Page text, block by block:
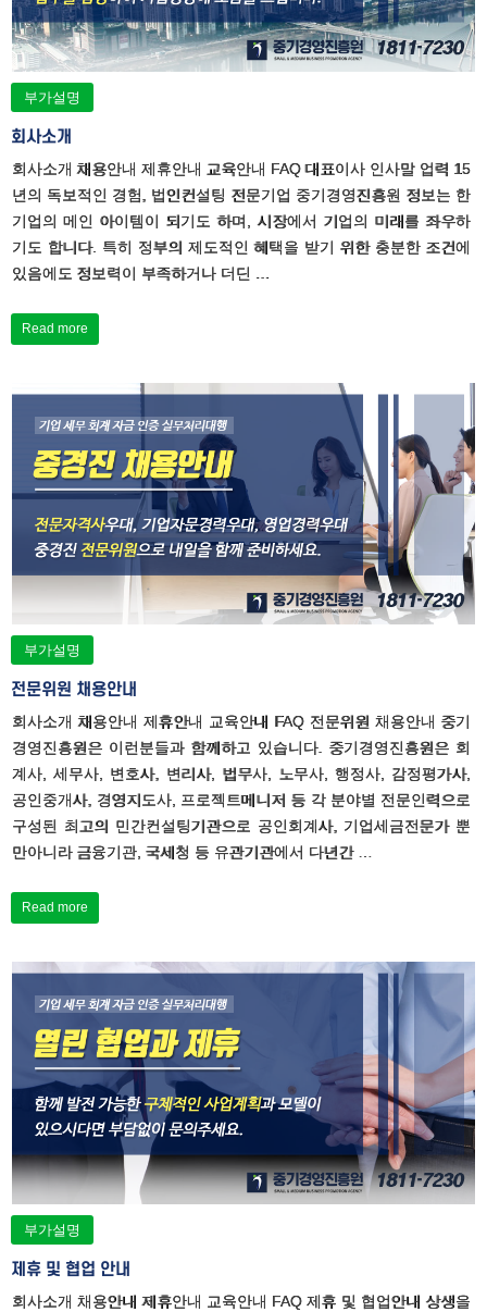
부가설명
회사소개
회사소개 채용안내 제휴안내 교육안내 FAQ 대표이사 인사말 업력 15
년의 독보적인 경험, 법인컨설팅 전문기업 중기경영진흥원 정보는 한
기업의 메인 아이템이 되기도 하며, 시장에서 기업의 미래를 좌우하
기도 합니다. 특히 정부의 제도적인 혜택을 받기 위한 충분한 조건에
있음에도 정보력이 부족하거나 더딘 …
Read more
부가설명
전문위원 채용안내
회사소개 채용안내 제휴안내 교육안내 FAQ 전문위원 채용안내 중기
경영진흥원은 이런분들과 함께하고 있습니다. 중기경영진흥원은 회
계사, 세무사, 변호사, 변리사, 법무사, 노무사, 행정사, 감정평가사,
공인중개사, 경영지도사, 프로젝트메니저 등 각 분야별 전문인력으로
구성된 최고의 민간컨설팅기관으로 공인회계사, 기업세금전문가 뿐
만아니라 금융기관, 국세청 등 유관기관에서 다년간 …
Read more
부가설명
제휴 및 협업 안내
회사소개 채용안내 제휴안내 교육안내 FAQ 제휴 및 협업안내 상생을